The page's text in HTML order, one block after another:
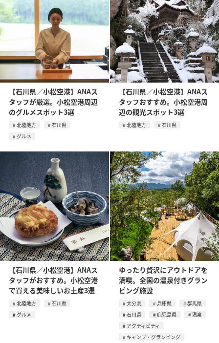
【石川県／小松空港】ANAス
タッフが厳選。小松空港周辺
のグルメスポット3選
北陸地方
石川県
グルメ
【石川県／小松空港】ANAス
タッフおすすめ。小松空港周
辺の観光スポット3選
北陸地方 石川県
【石川県／小松空港】ANAス
タッフがおすすめ。小松空港
で買える美味しいお土産3選
北陸地方
石川県
グルメ
ゆったり贅沢にアウトドアを
満喫。全国の温泉付きグラン
ピング施設
大分県 兵庫県
群馬県
石川県
鹿児島県
温泉
アクティビティ
キャンプ・グランピング